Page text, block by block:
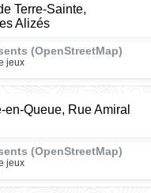
Terre-Sainte,
Alizés
(OpenStreetMap)
jeux
en-Queue, Rue Amiral
(OpenStreetMap)
jeux